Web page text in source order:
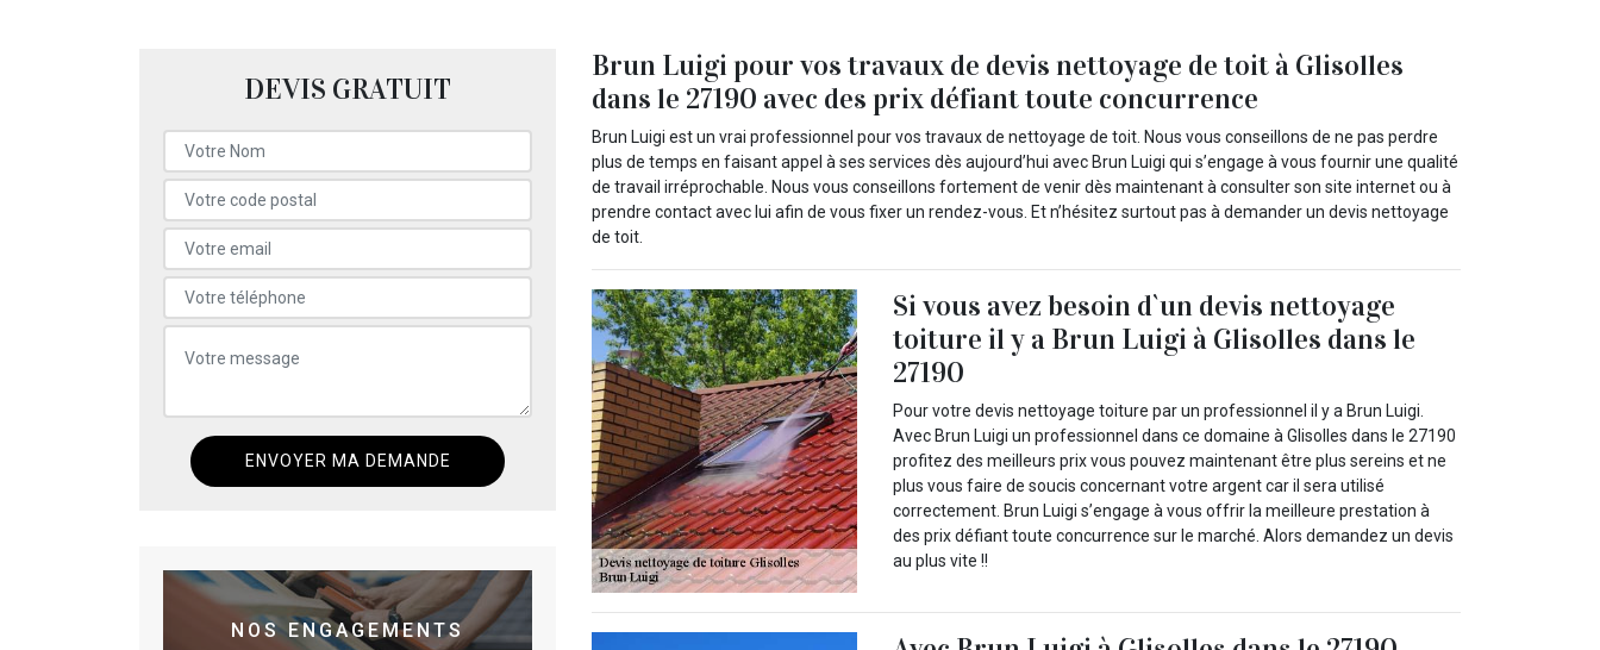
DEVIS GRATUIT
NOS ENGAGEMENTS
Brun Luigi pour vos travaux de devis nettoyage de toit à Glisolles
dans le 27190 avec des prix défiant toute concurrence
Brun Luigi est un vrai professionnel pour vos travaux de nettoyage de toit. Nous vous conseillons de ne pas perdre
plus de temps en faisant appel à ses services dès aujourd’hui avec Brun Luigi qui s’engage à vous fournir une qualité
de travail irréprochable. Nous vous conseillons fortement de venir dès maintenant à consulter son site internet ou à
prendre contact avec lui afin de vous fixer un rendez-vous. Et n’hésitez surtout pas à demander un devis nettoyage
de toit.
Si vous avez besoin d`un devis nettoyage
toiture il y a Brun Luigi à Glisolles dans le
27190
Pour votre devis nettoyage toiture par un professionnel il y a Brun Luigi.
Avec Brun Luigi un professionnel dans ce domaine à Glisolles dans le 27190
profitez des meilleurs prix vous pouvez maintenant être plus sereins et ne
plus vous faire de soucis concernant votre argent car il sera utilisé
correctement. Brun Luigi s’engage à vous offrir la meilleure prestation à
des prix défiant toute concurrence sur le marché. Alors demandez un devis
au plus vite !!